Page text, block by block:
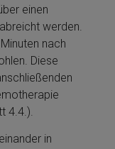
einen
werden.
nach
Diese
4.4.).
in